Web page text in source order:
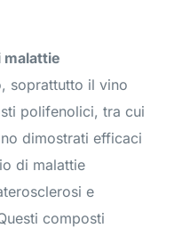
malattie
soprattutto il vino
polifenolici, tra cui
dimostrati efficaci
di malattie
e
composti